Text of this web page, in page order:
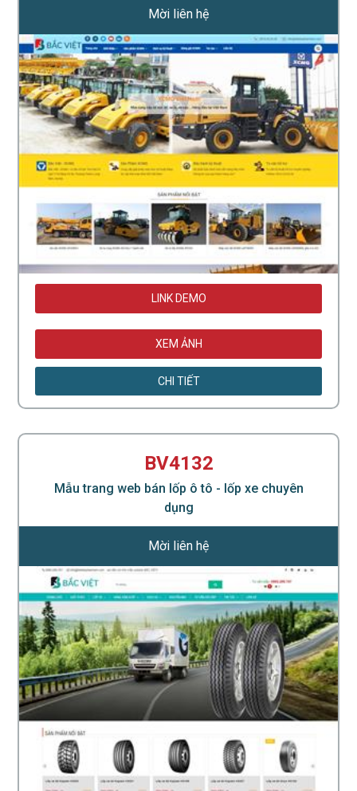
Mời liên hệ
LINK DEMO
XEM ẢNH
CHI TIẾT
BV4132
Mẫu trang web bán lốp ô tô - lốp xe chuyên
dụng
Mời liên hệ